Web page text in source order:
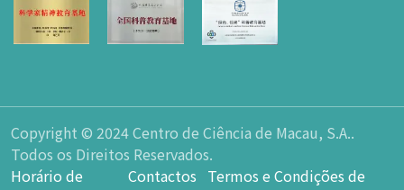
- Átrio
Zona de Aprendizagem Inteligente
Ciência e Inovação Tecnológica
- Espaço do átrio do Planetário
- Loja de Lembranças
- Parque de Estacionamento
Copyright © 2024 Centro de Ciência de Macau, S.A..
Todos os Direitos Reservados.
Horário de
Contactos Termos e Condições de